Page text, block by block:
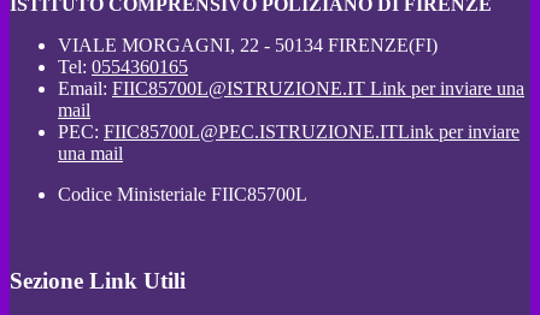
VIALE MORGAGNI, 22 - 50134 FIRENZE(FI)
Tel: 0554360165
Email: FIIC85700L@ISTRUZIONE.IT Link per inviare una
mail
PEC: FIIC85700L@PEC.ISTRUZIONE.ITLink per inviare
una mail
Codice Ministeriale FIIC85700L
Sezione Link Utili